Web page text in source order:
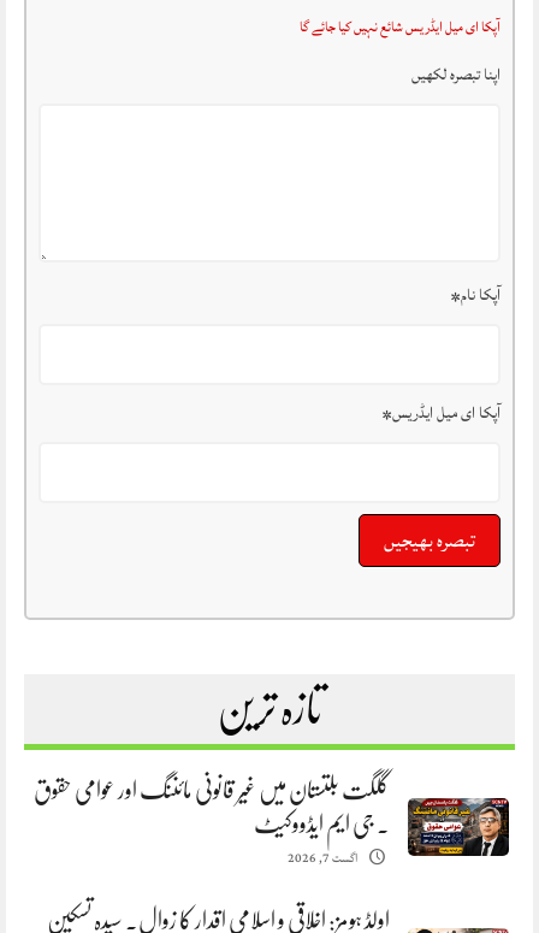
آپکا ای میل ایڈریس شائع نہیں کیا جائے گا
اپنا تبصرہ لکھیں
آپکا نام*
آپکا ای میل ایڈریس*
تازہ ترین
گلگت بلتستان میں غیر قانونی مائننگ اور عوامی حقوق
. جی ایم ایڈووکیٹ
اگست 7, 2026
اولڈ ہومز: اخلاقی و اسلامی اقدار کا زوال. سیدہ تسکین